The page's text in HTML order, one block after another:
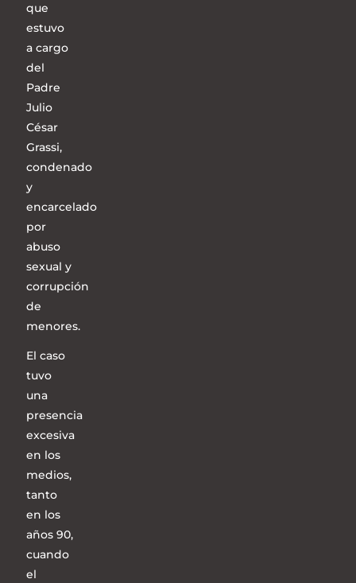
que
estuvo
a cargo
del
Padre
Julio
César
Grassi,
condenado
y
encarcelado
por
abuso
sexual y
corrupción
de
menores.
El caso
tuvo
una
presencia
excesiva
en los
medios,
tanto
en los
años 90,
cuando
el